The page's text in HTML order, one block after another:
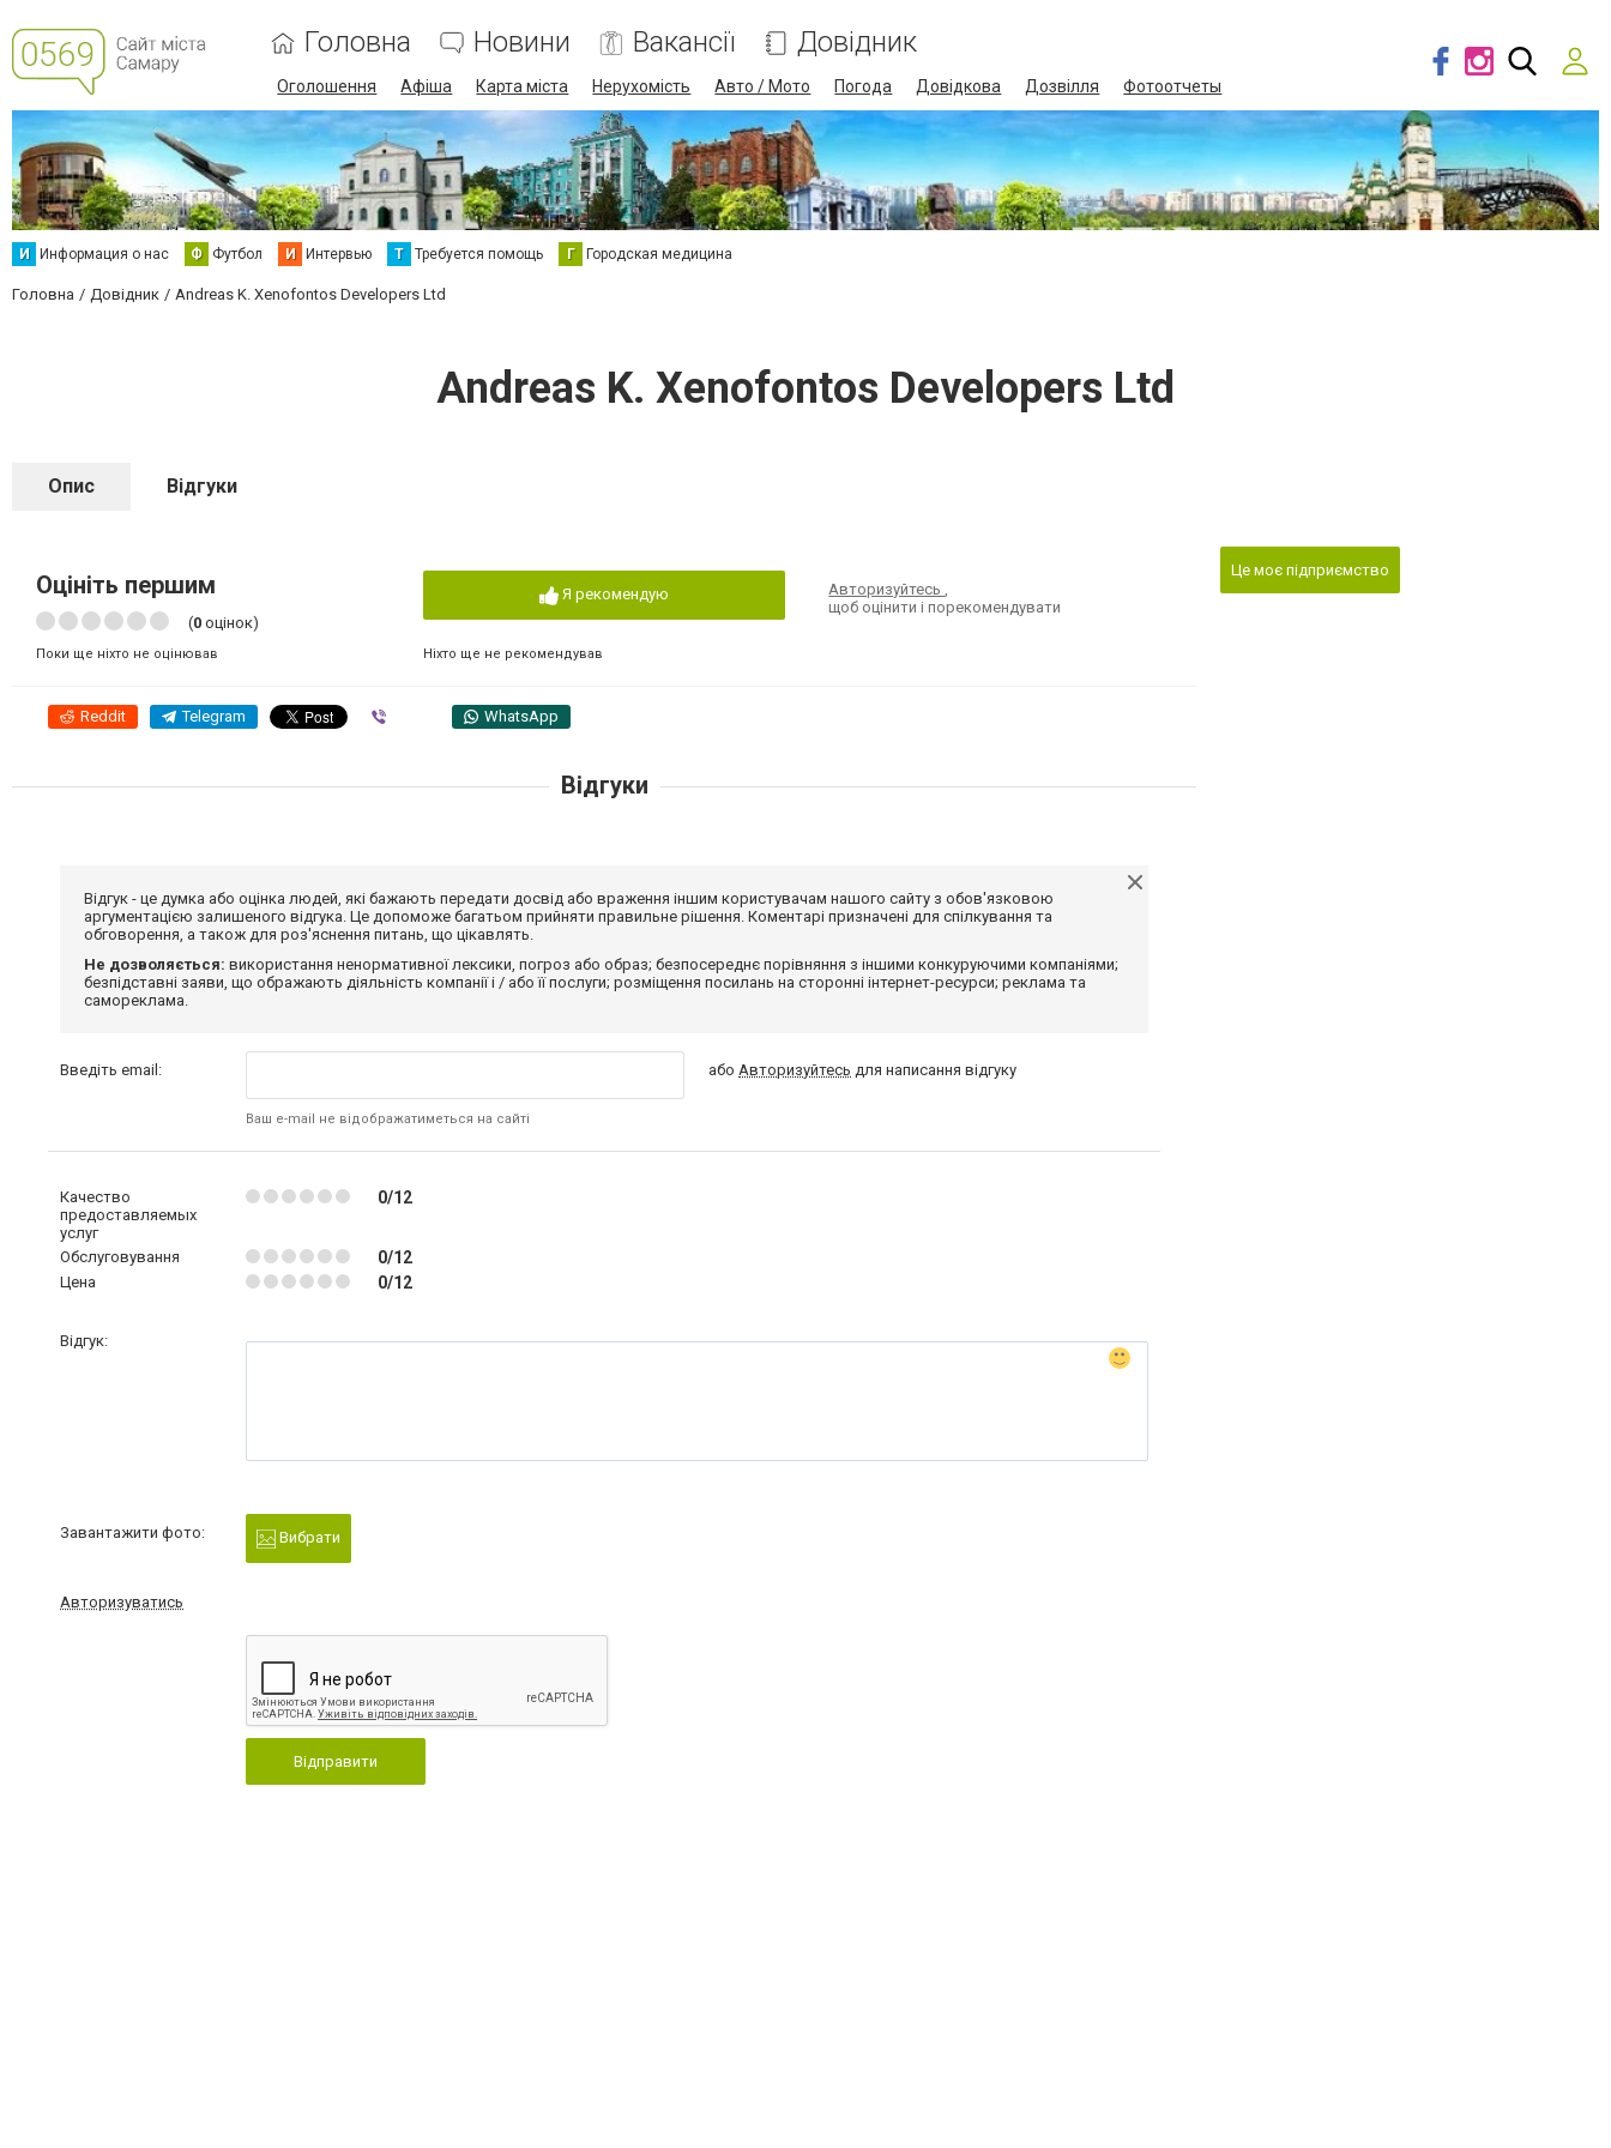
Головна Новини Вакансії Довідник
Оголошення Афіша Карта міста Нерухомість Авто / Мото Погода Довідкова Дозвілля Фотоотчеты
И Информация о нас Ф Футбол И Интервью Т Требуется помощь Г Городская медицина
Головна Довідник Andreas K. Xenofontos Developers Ltd
Andreas K. Xenofontos Developers Ltd
Опис Відгуки
Оцініть першим
(0 оцінок)
Поки ще ніхто не оцінював
Я рекомендую
Ніхто ще не рекомендував
Авторизуйтесь,
щоб оцінити і порекомендувати
Reddit Telegram WhatsApp
Це моє підприємство
Відгуки
Відгук - це думка або оцінка людей, які бажають передати досвід або враження іншим користувачам нашого сайту з обов'язковою
аргументацією залишеного відгука. Це допоможе багатьом прийняти правильне рішення. Коментарі призначені для спілкування та
обговорення, а також для роз'яснення питань, що цікавлять.
Не дозволяється: використання ненормативної лексики, погроз або образ; безпосереднє порівняння з іншими конкуруючими компаніями;
безпідставні заяви, що ображають діяльність компанії і / або її послуги; розміщення посилань на сторонні інтернет-ресурси; реклама та
самореклама.
Введіть email:
Ваш e-mail не відображатиметься на сайті
абоАвторизуйтесь для написання відгуку
Качество
предоставляемых
услуг
0/12
Обслуговування 0/12
Цена 0/12
Відгук:
Завантажити фото: Вибрати
Авторизуватись
Відправити